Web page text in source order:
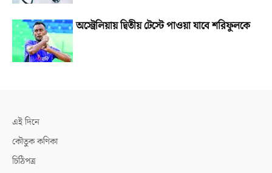
অস্ট্রেলিয়ায় দ্বিতীয় টেস্টে পাওয়া যাবে শরিফুলকে
এই দিনে
কৌতুক কণিকা
চিঠিপত্র